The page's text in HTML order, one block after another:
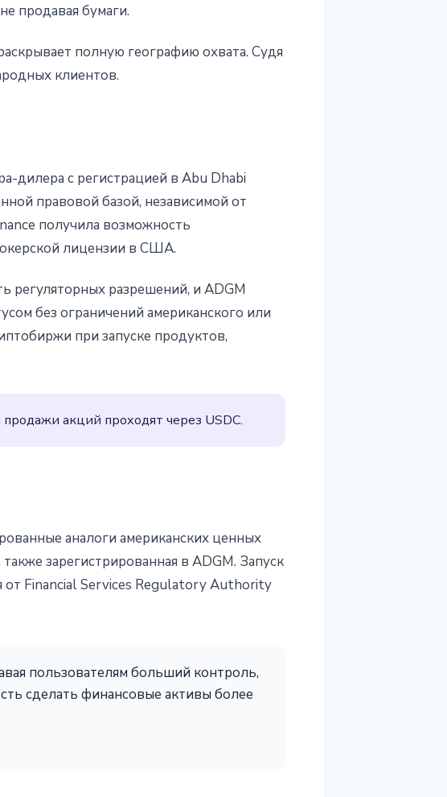
продавая бумаги.
полную географию охвата. Судя
клиентов.
дилера с регистрацией в Abu Dhabi
правовой базой, независимой от
получила возможность
лицензии в США.
регуляторных разрешений, и ADGM
без ограничений американского или
при запуске продуктов,
акций проходят через USDC.
аналоги американских ценных
зарегистрированная в ADGM. Запуск
Financial Services Regulatory Authority
пользователям больший контроль,
сделать финансовые активы более